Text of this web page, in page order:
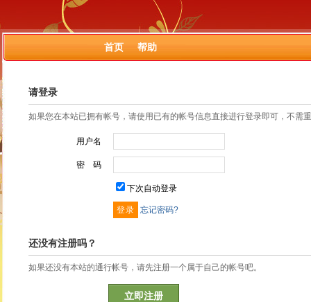
首页 帮助
请登录
如果您在本站已拥有帐号，请使用已有的帐号信息直接进行登录即可，不需
用户名
密 码
下次自动登录
忘记密码?
还没有注册吗？
如果还没有本站的通行帐号，请先注册一个属于自己的帐号吧。
立即注册